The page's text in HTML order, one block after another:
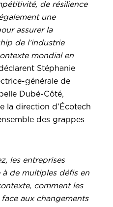
de résilience
une
assurer la
de l’industrie
mondial en
Stéphanie
générale de
Dubé-Côté,
la direction d’Écotech
des grappes
les entreprises
de multiples défis en
comment les
aux changements